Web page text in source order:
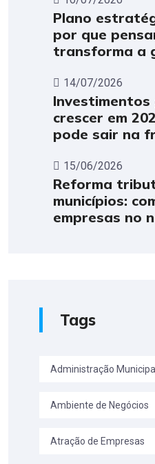
Plano
por que
transforma a
14/07/2026
crescer em
pode sair na
15/06/2026
Reforma
municípios:
empresas no
Tags
Administração Municipal
Ambiente de Negócios
Atração de Empresas